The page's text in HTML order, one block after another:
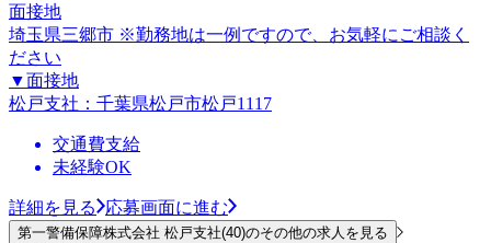
面接地
埼玉県三郷市 ※勤務地は一例ですので、お気軽にご相談く
ださい
▼面接地
松戸支社：千葉県松戸市松戸1117
交通費支給
未経験OK
詳細を見る 応募画面に進む
第一警備保障株式会社 松戸支社(40)のその他の求人を見る